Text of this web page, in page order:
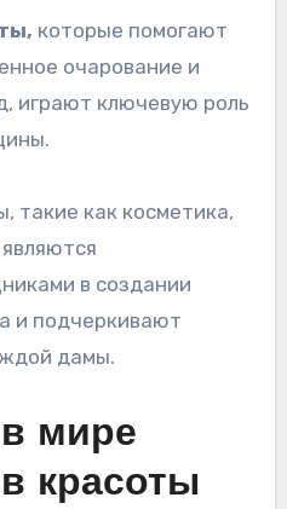
которые помогают
очарование и
играют ключевую роль
такие как косметика,
в создании
и подчеркивают
дамы.
мире
красоты